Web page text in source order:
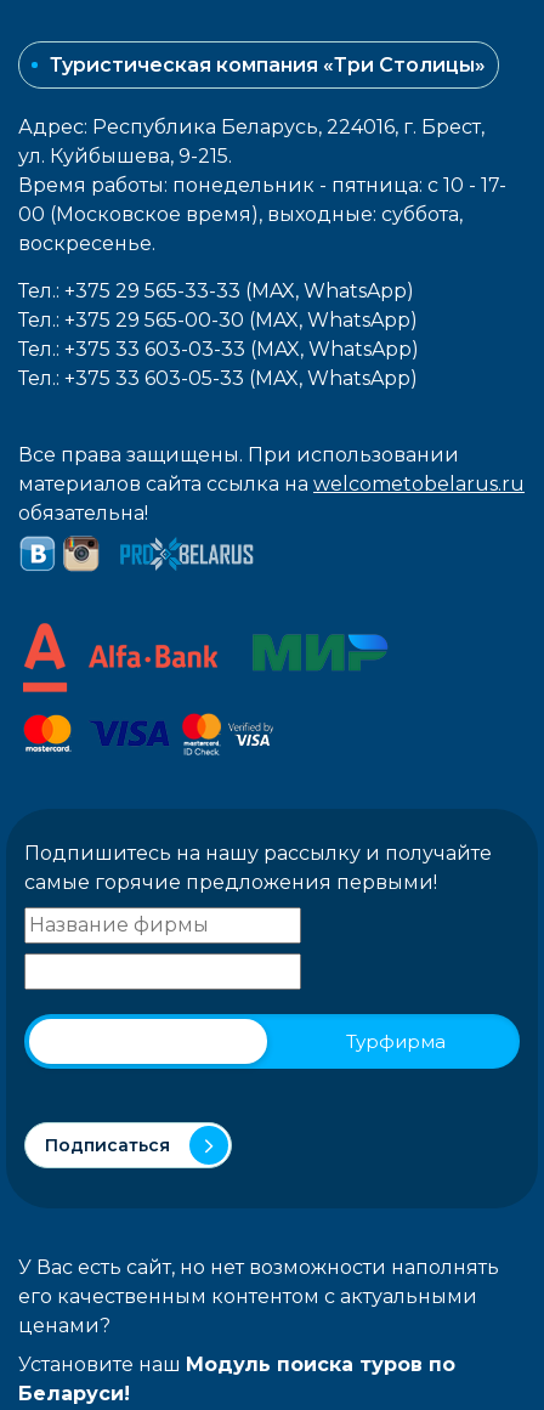
Туристическая компания «Три Столицы»
Адрес: Республика Беларусь, 224016, г. Брест,
ул. Куйбышева, 9-215.
Время работы: понедельник - пятница: с 10 - 17-
00 (Московское время), выходные: cуббота,
воcкресенье.
Тел.: +375 29 565-33-33 (MAX, WhatsApp)
Тел.: +375 29 565-00-30 (MAX, WhatsApp)
Тел.: +375 33 603-03-33 (MAX, WhatsApp)
Тел.: +375 33 603-05-33 (MAX, WhatsApp)
Все права защищены. При использовании
материалов сайта ссылка на welcometobelarus.ru
обязательна!
Подпишитесь на нашу рассылку и получайте
самые горячие предложения первыми!
Турфирма
Подписаться
У Вас есть сайт, но нет возможности наполнять
его качественным контентом с актуальными
ценами?
Установите наш Модуль поиска туров по
Беларуси!